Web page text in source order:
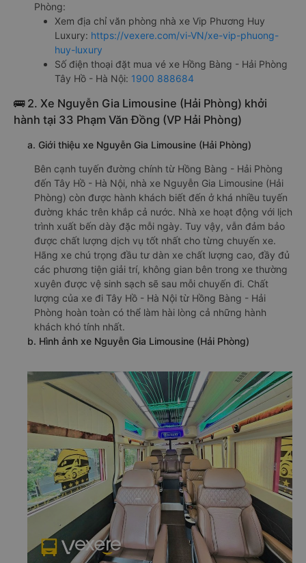
Phòng:
Xem địa chỉ văn phòng nhà xe Vip Phương Huy
Luxury: https://vexere.com/vi-VN/xe-vip-phuong-
huy-luxury
Số điện thoại đặt mua vé xe Hồng Bàng - Hải Phòng
Tây Hồ - Hà Nội: 1900 888684
🚌 2. Xe Nguyễn Gia Limousine (Hải Phòng) khởi
hành tại 33 Phạm Văn Đồng (VP Hải Phòng)
a. Giới thiệu xe Nguyễn Gia Limousine (Hải Phòng)
Bên cạnh tuyến đường chính từ Hồng Bàng - Hải Phòng
đến Tây Hồ - Hà Nội, nhà xe Nguyễn Gia Limousine (Hải
Phòng) còn được hành khách biết đến ở khá nhiều tuyến
đường khác trên khắp cả nước. Nhà xe hoạt động với lịch
trình xuất bến dày đặc mỗi ngày. Tuy vậy, vẫn đảm bảo
được chất lượng dịch vụ tốt nhất cho từng chuyến xe.
Hãng xe chú trọng đầu tư dàn xe chất lượng cao, đầy đủ
các phương tiện giải trí, không gian bên trong xe thường
xuyên được vệ sinh sạch sẽ sau mỗi chuyến đi. Chất
lượng của xe đi Tây Hồ - Hà Nội từ Hồng Bàng - Hải
Phòng hoàn toàn có thể làm hài lòng cả những hành
khách khó tính nhất.
b. Hình ảnh xe Nguyễn Gia Limousine (Hải Phòng)